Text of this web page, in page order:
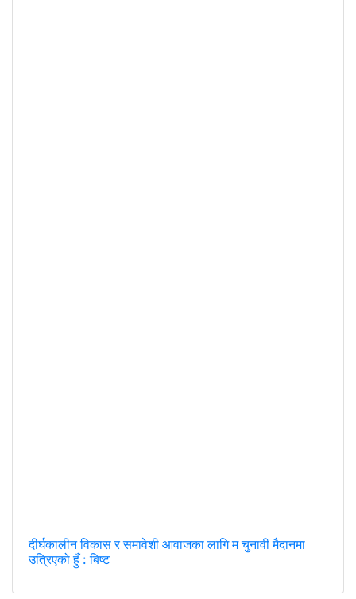
दीर्घकालीन विकास र समावेशी आवाजका लागि म चुनावी मैदानमा
उत्रिएको हुँ : बिष्ट